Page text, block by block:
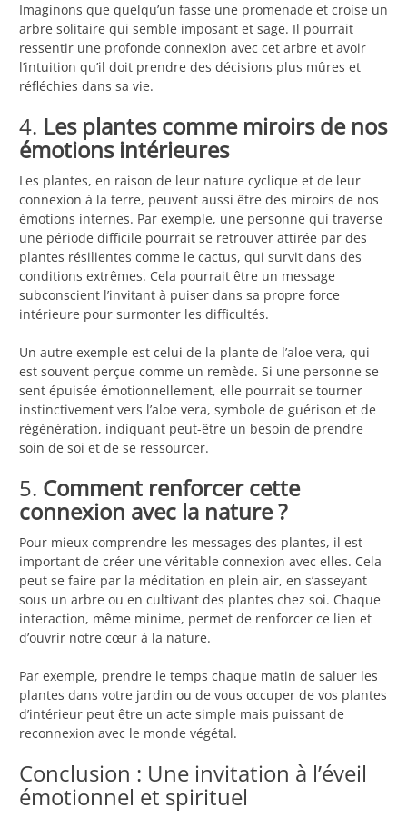
Imaginons que quelqu’un fasse une promenade et croise un
arbre solitaire qui semble imposant et sage. Il pourrait
ressentir une profonde connexion avec cet arbre et avoir
l’intuition qu’il doit prendre des décisions plus mûres et
réfléchies dans sa vie.
4. Les plantes comme miroirs de nos
émotions intérieures
Les plantes, en raison de leur nature cyclique et de leur
connexion à la terre, peuvent aussi être des miroirs de nos
émotions internes. Par exemple, une personne qui traverse
une période difficile pourrait se retrouver attirée par des
plantes résilientes comme le cactus, qui survit dans des
conditions extrêmes. Cela pourrait être un message
subconscient l’invitant à puiser dans sa propre force
intérieure pour surmonter les difficultés.
Un autre exemple est celui de la plante de l’aloe vera, qui
est souvent perçue comme un remède. Si une personne se
sent épuisée émotionnellement, elle pourrait se tourner
instinctivement vers l’aloe vera, symbole de guérison et de
régénération, indiquant peut-être un besoin de prendre
soin de soi et de se ressourcer.
5. Comment renforcer cette
connexion avec la nature ?
Pour mieux comprendre les messages des plantes, il est
important de créer une véritable connexion avec elles. Cela
peut se faire par la méditation en plein air, en s’asseyant
sous un arbre ou en cultivant des plantes chez soi. Chaque
interaction, même minime, permet de renforcer ce lien et
d’ouvrir notre cœur à la nature.
Par exemple, prendre le temps chaque matin de saluer les
plantes dans votre jardin ou de vous occuper de vos plantes
d’intérieur peut être un acte simple mais puissant de
reconnexion avec le monde végétal.
Conclusion : Une invitation à l’éveil
émotionnel et spirituel